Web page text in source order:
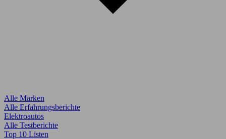
Alle Marken
Alle Erfahrungsberichte
Elektroautos
Alle Testberichte
Top 10 Listen